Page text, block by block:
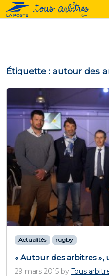
Étiquette : autour des
Actualités rugby
« Autour des arbitres »,
29 mars 2015 by Tous